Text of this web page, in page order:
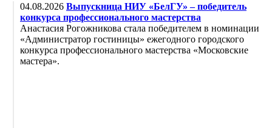
04.08.2026 Выпускница НИУ «БелГУ» – победитель
конкурса профессионального мастерства
Анастасия Рогожникова стала победителем в номинации
«Администратор гостиницы» ежегодного городского
конкурса профессионального мастерства «Московские
мастера».